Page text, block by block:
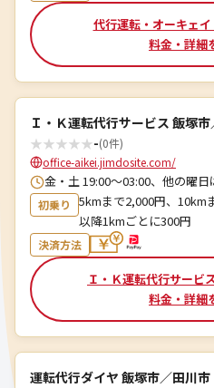
代行運転・オーキェ
料金・詳細
Ｉ・Ｋ運転代行サービス 飯塚
★★★★★-(0件)
office-aikei.jimdosite.com/
金・土 19:00〜03:00、他の曜
初乗り
5kmまで2,000円、10km
以降1kmごとに300円
決済方法
Ｉ・Ｋ運転代行サービ
料金・詳細
運転代行ダイヤ 飯塚市／田川市